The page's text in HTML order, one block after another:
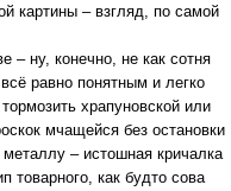
картины – взгляд, по самой
ну, конечно, не как сотня
равно понятным и легко
храпуновской или
мчащейся без остановки
– истошная кричалка
товарного, как будто сова